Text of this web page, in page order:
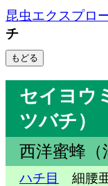
昆虫エクスプロ
チ
セイヨウ
ツバチ）
西洋蜜蜂（
ハチ目 細腰